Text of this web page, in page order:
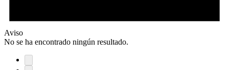
Aviso
No se ha encontrado ningún resultado.